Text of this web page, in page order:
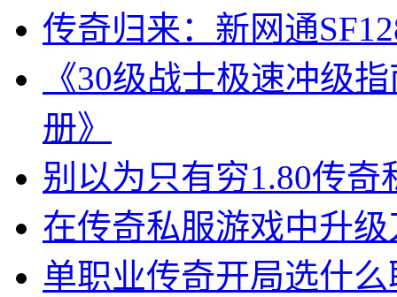
传奇归来：新网通
《30级战士极速冲级
册》
别以为只有穷1.80传
在传奇私服游戏中升
单职业传奇开局选什